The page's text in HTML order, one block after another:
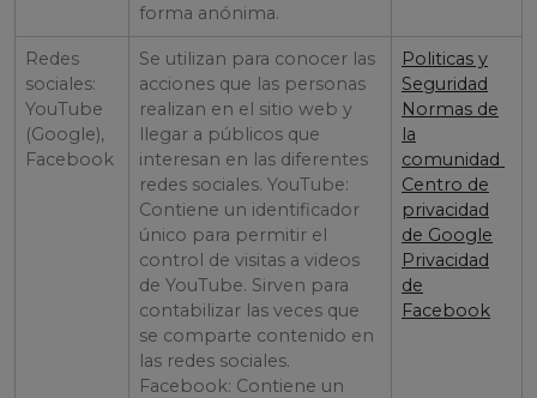
forma anónima.
Redes
sociales:
YouTube
(Google),
Facebook
Se utilizan para conocer las
acciones que las personas
realizan en el sitio web y
llegar a públicos que
interesan en las diferentes
redes sociales. YouTube:
Contiene un identificador
único para permitir el
control de visitas a videos
de YouTube. Sirven para
contabilizar las veces que
se comparte contenido en
las redes sociales.
Facebook: Contiene un
Politicas y
Seguridad
Normas de
la
comunidad
Centro de
privacidad
de Google
Privacidad
de
Facebook